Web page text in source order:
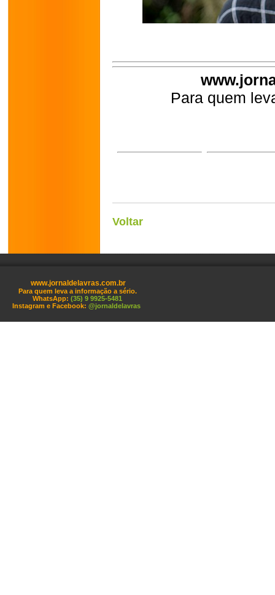
Para quem
Voltar
www.jornaldelavras.com.br
Para quem leva a informação a sério.
WhatsApp: (35) 9 9925-5481
Instagram e Facebook: @jornaldelavras